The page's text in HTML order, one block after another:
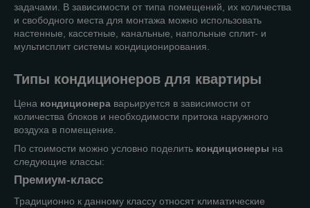
задачами. В зависимости от типа помещений, их количества
и свободного места для монтажа можно использовать
настенные, кассетные, канальные, напольные сплит- и
мультисплит системы кондиционирования.
Типы кондиционеров для квартиры
Цена кондиционера варьируется в зависимости от
количества блоков и необходимости притока наружного
воздуха в помещение.
По стоимости можно условно поделить кондиционеры на
следующие классы:
Премиум-класс
Традиционно к данному классу относят климатические